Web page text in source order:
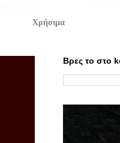
Χρήσιμα
Βρες το στο